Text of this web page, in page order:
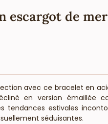
escargot de
avec ce bracelet en
en version émaillée
tendances estivales
séduisantes.